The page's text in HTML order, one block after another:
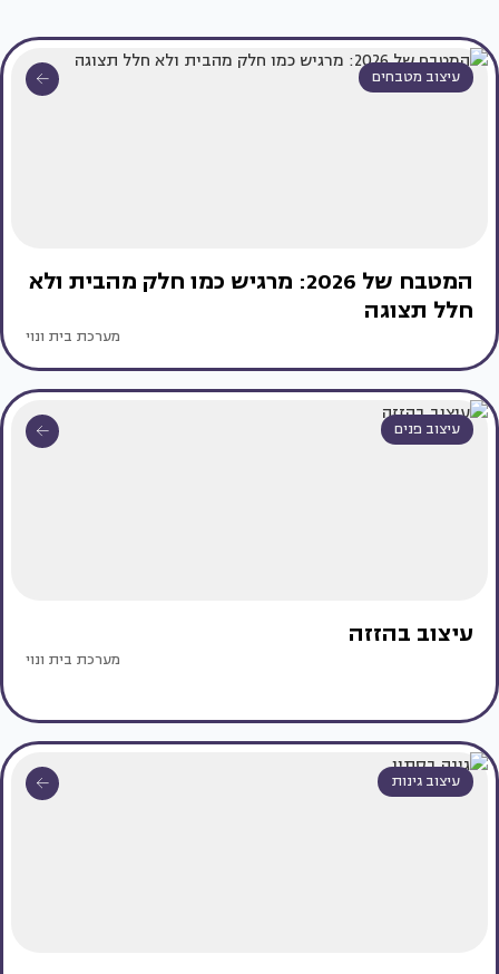
עיצוב מטבחים
המטבח של 2026: מרגיש כמו חלק מהבית ולא
חלל תצוגה
מערכת בית ונוי
עיצוב פנים
עיצוב בהזזה
מערכת בית ונוי
עיצוב גינות